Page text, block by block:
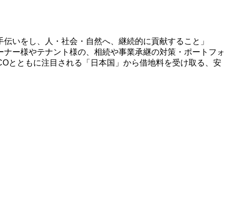
いをし、人・社会・自然へ、継続的に貢献すること」
ー様やテナント様の、相続や事業承継の対策・ポートフォ
とともに注目される「日本国」から借地料を受け取る、安